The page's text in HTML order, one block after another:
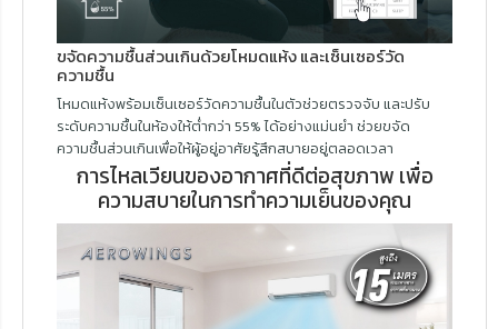
ขจัดความชื้นส่วนเกินด้วยโหมดแห้ง และเซ็นเซอร์วัด
ความชื้น
โหมดแห้งพร้อมเซ็นเซอร์วัดความชื้นในตัวช่วยตรวจจับ และปรับ
ระดับความชื้นในห้องให้ต่ำกว่า 55% ได้อย่างแม่นยำ ช่วยขจัด
ความชื้นส่วนเกินเพื่อให้ผู้อยู่อาศัยรู้สึกสบายอยู่ตลอดเวลา
การไหลเวียนของอากาศที่ดีต่อสุขภาพ เพื่อ
ความสบายในการทำความเย็นของคุณ